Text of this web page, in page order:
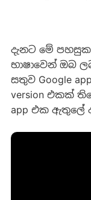
දැනට මේ
භාෂාවෙන් ඔබ
සතුව Google app
version එකක්
app එක ඇතුලේ